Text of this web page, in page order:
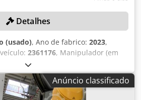
Detalhes
(usado), Ano de fabrico: 2023,
2361176, Manipulador (em
por um máximo de 1 semana)
PEC) – (ano de fabrico: 2023) –
máx. 80 kg) – (totalmente funcional)
59.000,00 €) – Dcjdpfxjzr D D Is
Anúncio classificado